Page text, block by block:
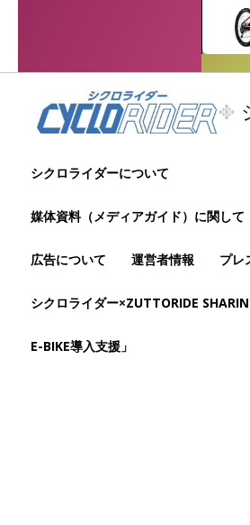
SEARCH...
シクロライダーについて
媒体資料（メディアガイド）に関して
広告について 運営者情報 プレ
シクロライダー×ZUTTORIDE
E-BIKE導入支援」